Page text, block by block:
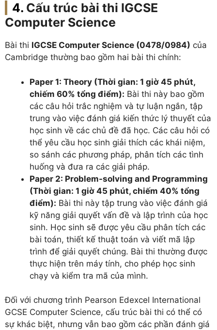
Cấu trúc bài thi IGCSE
Computer Science
Bài thi IGCSE Computer Science (0478/0984) của
Cambridge thường bao gồm hai bài thi chính:
Paper 1: Theory (Thời gian: 1 giờ 45 phút,
chiếm 60% tổng điểm): Bài thi này bao gồm
các câu hỏi trắc nghiệm và tự luận ngắn, tập
trung vào việc đánh giá kiến thức lý thuyết của
học sinh về các chủ đề đã học. Các câu hỏi có
thể yêu cầu học sinh giải thích các khái niệm,
so sánh các phương pháp, phân tích các tình
huống và đưa ra các giải pháp.
Paper 2: Problem-solving and Programming
(Thời gian: 1 giờ 45 phút, chiếm 40% tổng
điểm): Bài thi này tập trung vào việc đánh giá
kỹ năng giải quyết vấn đề và lập trình của học
sinh. Học sinh sẽ được yêu cầu phân tích các
bài toán, thiết kế thuật toán và viết mã lập
trình để giải quyết chúng. Bài thi thường được
thực hiện trên máy tính, cho phép học sinh
chạy và kiểm tra mã của mình.
Đối với chương trình Pearson Edexcel International
GCSE Computer Science, cấu trúc bài thi có thể có
sự khác biệt, nhưng vẫn bao gồm các phần đánh giá